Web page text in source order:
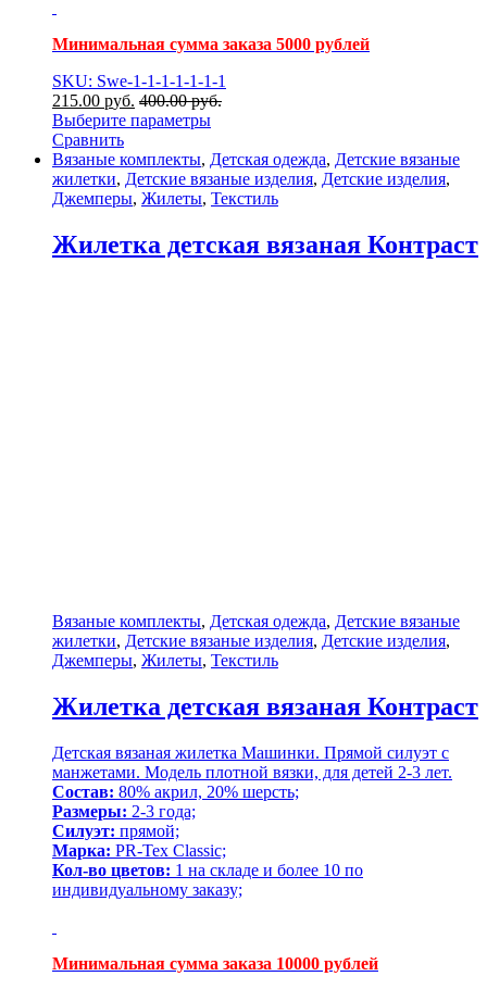
Минимальная сумма заказа 5000 рублей
SKU: Swe-1-1-1-1-1-1-1
215.00 руб. 400.00руб.
Выберите параметры
Сравнить
Вязаные комплекты, Детская одежда, Детские вязаные
жилетки, Детские вязаные изделия, Детские изделия,
Джемперы, Жилеты, Текстиль
Жилетка детская вязаная Контраст
Вязаные комплекты, Детская одежда, Детские вязаные
жилетки, Детские вязаные изделия, Детские изделия,
Джемперы, Жилеты, Текстиль
Жилетка детская вязаная Контраст
Детская вязаная жилетка Машинки. Прямой силуэт с
манжетами. Модель плотной вязки, для детей 2-3 лет.
Состав: 80% акрил, 20% шерсть;
Размеры: 2-3 года;
Силуэт: прямой;
Марка: PR-Tex Classic;
Кол-во цветов: 1 на складе и более 10 по
индивидуальному заказу;
Минимальная сумма заказа 10000 рублей